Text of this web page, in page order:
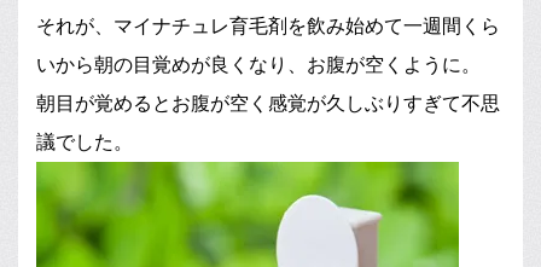
それが、マイナチュレ育毛剤を飲み始めて一週間くら
いから朝の目覚めが良くなり、お腹が空くように。
朝目が覚めるとお腹が空く感覚が久しぶりすぎて不思
議でした。